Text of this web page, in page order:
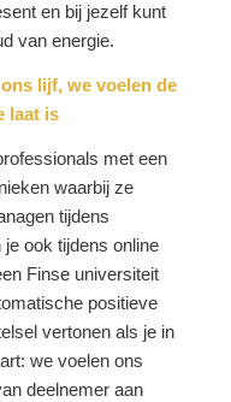
en bij jezelf kunt
van energie.
lijf, we voelen de
laat is
met een
waarbij ze
tijdens
ook tijdens online
Finse universiteit
positieve
vertonen als je in
we voelen ons
deelnemer aan